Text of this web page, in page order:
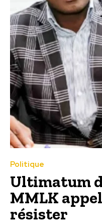
Politique
Ultimatum
MMLK
résister